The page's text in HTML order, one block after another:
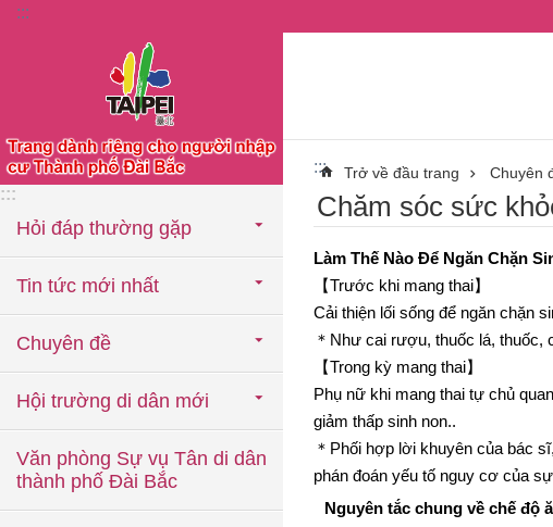
Chuyển đến khối nội dung chính
:::
:::
Hỏi đáp thường gặp
Tin tức mới nhất
Chuyên đề
Hội trường di dân mới
Văn phòng Sự vụ Tân di dân
thành phố Đài Bắc
::: Trở về đầu trang Chuyên
Chăm sóc sức
Làm Thế Nào Để Ngăn Chặn
【Trước khi mang thai】
Cải thiện lối sống để ngăn chặn
＊Như cai rượu, thuốc lá, thuốc,
【Trong kỳ mang thai】
Phụ nữ khi mang thai tự chủ
giảm thấp sinh non..
＊Phối hợp lời khuyên của bác
phán đoán yếu tố nguy cơ của
Nguyên tắc chung về chế độ